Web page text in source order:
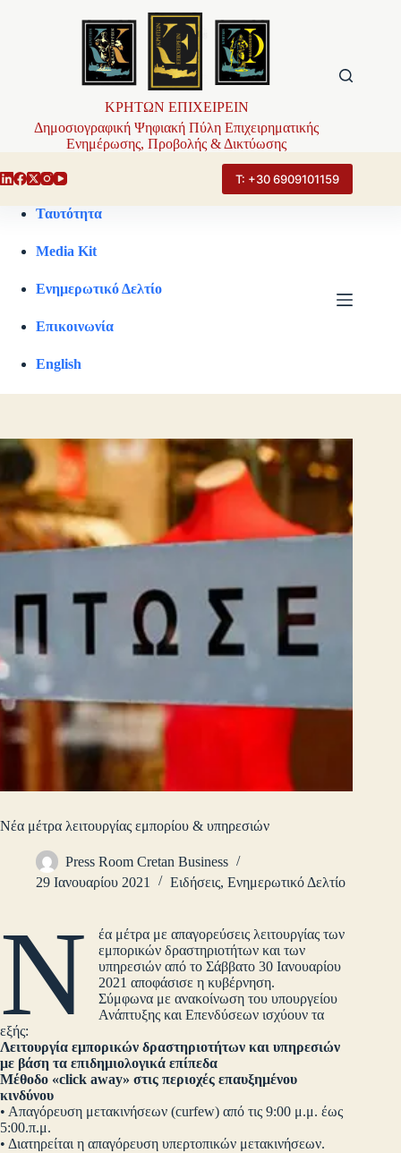
ΚΡΗΤΩΝ ΕΠΙΧΕΙΡΕΙΝ
Δημοσιογραφική Ψηφιακή Πύλη Επιχειρηματικής
Ενημέρωσης, Προβολής & Δικτύωσης
Τ: +30 6909101159
Ταυτότητα
Media Kit
Ενημερωτικό Δελτίο
Επικοινωνία
English
Νέα μέτρα λειτουργίας εμπορίου & υπηρεσιών
Press Room Cretan Business
29 Ιανουαρίου 2021
Ειδήσεις, Ενημερωτικό Δελτίο
Ν
έα μέτρα με απαγορεύσεις λειτουργίας των
εμπορικών δραστηριοτήτων και των
υπηρεσιών από το Σάββατο 30 Ιανουαρίου
2021 αποφάσισε η κυβέρνηση.
Σύμφωνα με ανακοίνωση του υπουργείου
Ανάπτυξης και Επενδύσεων ισχύουν τα
εξής:
Λειτουργία εμπορικών δραστηριοτήτων και υπηρεσιών
με βάση τα επιδημιολογικά επίπεδα
Μέθοδο «click away» στις περιοχές επαυξημένου
κινδύνου
• Απαγόρευση μετακινήσεων (curfew) από τις 9:00 μ.μ. έως
5:00.π.μ.
• Διατηρείται η απαγόρευση υπερτοπικών μετακινήσεων.